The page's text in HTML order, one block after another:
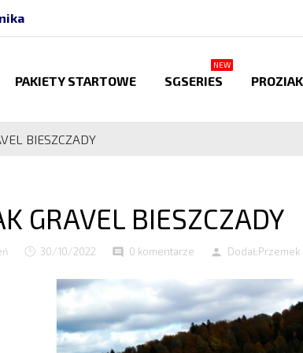
PAKIETY STARTOWE SGSERIES
NEW
PROZIAK
BIESZCZADY
GRAVEL BIESZCZADY
30/10/2022 comment 0 komentarze person Dodał:Przemek